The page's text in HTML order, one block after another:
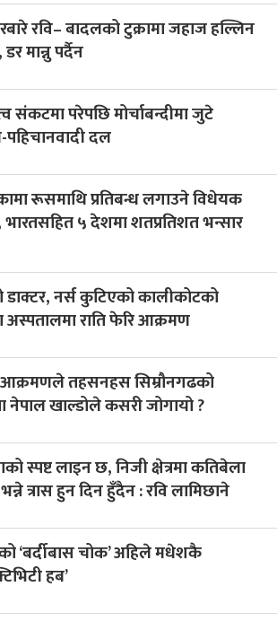
रवि– बादलको टुक्रामा जहाज हल्लिन
मान्नु पर्दैन
संकटमा परेपछि मोर्चाबन्दीमा जुटे
दल
रूसमाथि प्रतिबन्ध लगाउने विधेयक
भारतसहित ५ देशमा शतप्रतिशत भन्सार
डाक्टर, नर्स कुटिएको कालीकोटको
अस्पतालमा राति फेरि आक्रमण
तहसनहस सिम्रौनगढको
नेपाल खाल्डोले कसरी जोगायो ?
स्पष्ट लाइन छ, निजी क्षेत्रमा कतिबेला
त्रास हुन दिन हुँदैन : रवि लामिछाने
‘बर्दीबास चोक’ अहिले मधेशकै
हब’